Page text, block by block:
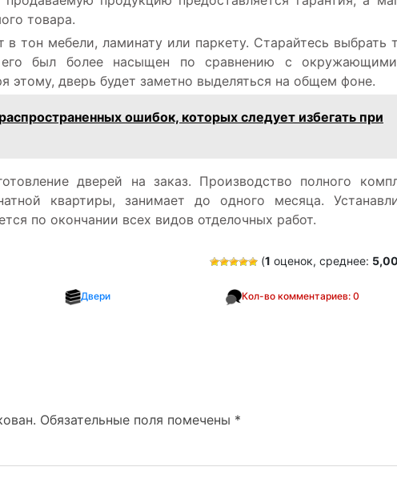
товара.
тон мебели, ламинату или паркету. Старайтесь выбрать
его был более насыщен по сравнению с
этому, дверь будет заметно выделяться на общем фоне.
ошибок, которых следует избегать при
дверей на заказ. Производство полного
квартиры, занимает до одного месяца.
по окончании всех видов отделочных работ.
(1 оценок, среднее:
Двери Кол-во комментариев: 0
Обязательные поля помечены *